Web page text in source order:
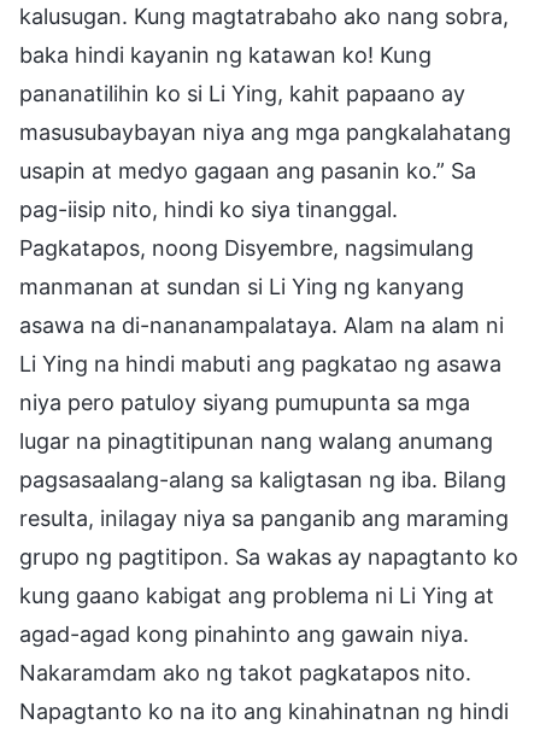
kalusugan. Kung magtatrabaho ako nang sobra,
baka hindi kayanin ng katawan ko! Kung
pananatilihin ko si Li Ying, kahit papaano ay
masusubaybayan niya ang mga pangkalahatang
usapin at medyo gagaan ang pasanin ko.” Sa
pag-iisip nito, hindi ko siya tinanggal.
Pagkatapos, noong Disyembre, nagsimulang
manmanan at sundan si Li Ying ng kanyang
asawa na di-nananampalataya. Alam na alam ni
Li Ying na hindi mabuti ang pagkatao ng asawa
niya pero patuloy siyang pumupunta sa mga
lugar na pinagtitipunan nang walang anumang
pagsasaalang-alang sa kaligtasan ng iba. Bilang
resulta, inilagay niya sa panganib ang maraming
grupo ng pagtitipon. Sa wakas ay napagtanto ko
kung gaano kabigat ang problema ni Li Ying at
agad-agad kong pinahinto ang gawain niya.
Nakaramdam ako ng takot pagkatapos nito.
Napagtanto ko na ito ang kinahinatnan ng hindi